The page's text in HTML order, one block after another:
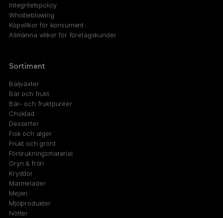
Integritetspolicy
Whistleblowing
Köpvillkor för konsument
Allmänna villkor för företagskunder
Sortiment
Baljväxter
Bär och frukt
Bär- och fruktpuréer
Choklad
Desserter
Fisk och alger
Frukt och grönt
Förbrukningsmaterial
Gryn & frön
Kryddor
Marmelader
Mejeri
Mjölprodukter
Nötter